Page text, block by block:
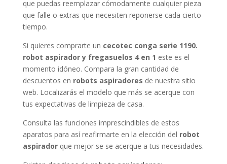
que puedas reemplazar cómodamente cualquier pieza
que falle o extras que necesiten reponerse cada cierto
tiempo.
Si quieres comprarte un cecotec conga serie 1190.
robot aspirador y fregasuelos 4 en 1 este es el
momento idóneo. Compara la gran cantidad de
descuentos en robots aspiradores de nuestra sitio
web. Localizarás el modelo que más se acerque con
tus expectativas de limpieza de casa.
Consulta las funciones imprescindibles de estos
aparatos para así reafirmarte en la elección del robot
aspiradorque mejor se se acerque a tus necesidades.